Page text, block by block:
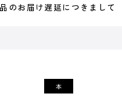
お届け遅延につきまして